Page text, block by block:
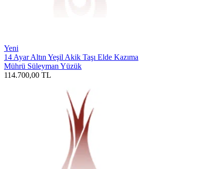
Yeni
14 Ayar Altın Yeşil Akik Taşı Elde Kazıma
Mührü Süleyman Yüzük
114.700,00 TL